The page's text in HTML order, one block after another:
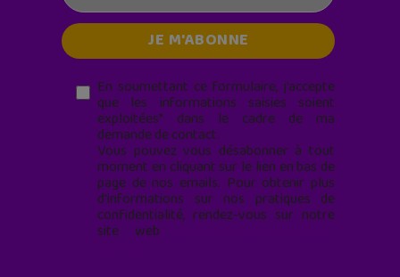
En soumettant ce formulaire, j’accepte
que les informations saisies soient
exploitées* dans le cadre de ma
demande de contact.
Vous pouvez vous désabonner à tout
moment en cliquant sur le lien en bas de
page de nos emails. Pour obtenir plus
d'informations sur nos pratiques de
confidentialité, rendez-vous sur notre
site web